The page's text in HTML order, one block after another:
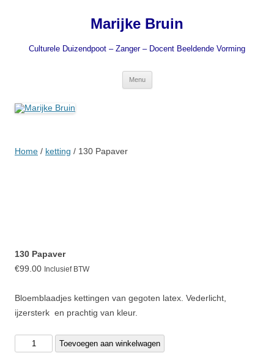
Marijke Bruin
Culturele Duizendpoot – Zanger – Docent Beeldende Vorming
Menu
Home / ketting / 130 Papaver
130 Papaver
€99.00 Inclusief BTW
Bloemblaadjes kettingen van gegoten latex. Vederlicht,
ijzersterk en prachtig van kleur.
Toevoegen aan winkelwagen